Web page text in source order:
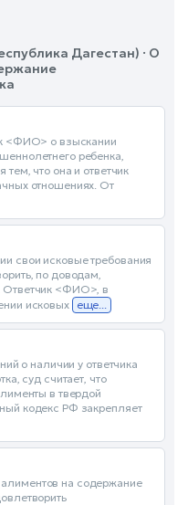
Дагестан) · О
<ФИО> о взыскании
ребенка,
тем, что она и ответчик
отношениях. От
свои исковые требования
по доводам,
Ответчик <ФИО>, в
исковых
еще...
о наличии у ответчика
суд считает, что
в твердой
кодекс РФ закрепляет
на содержание